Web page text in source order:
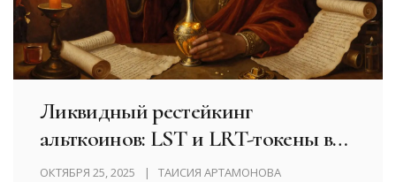
Ликвидный рестейкинг
альткоинов: LST и LRT-токены в
2025 году
ОКТЯБРЯ 25, 2025 ТАИСИЯ АРТАМОНОВА